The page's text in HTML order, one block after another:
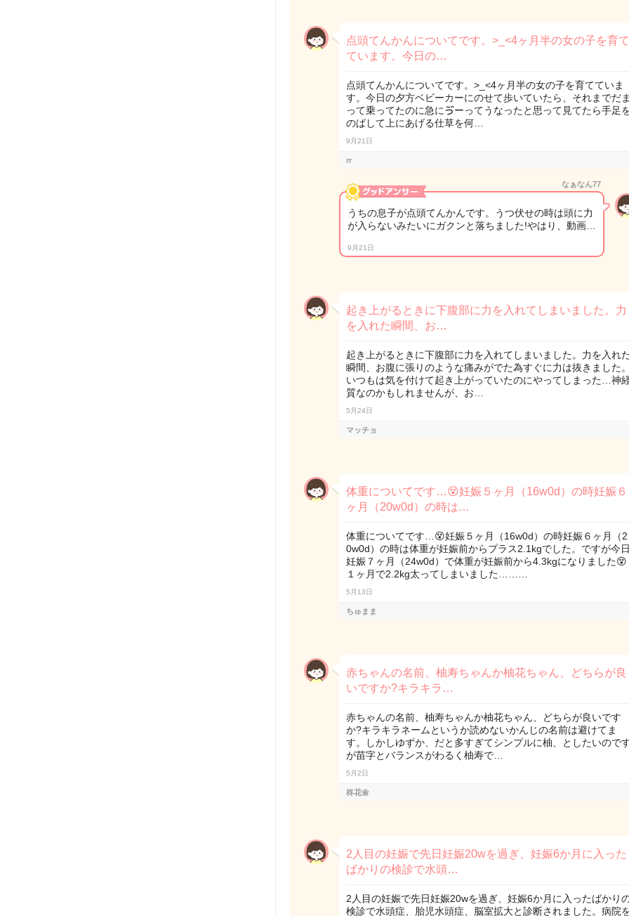
点頭てんかんについてです。>_<4ヶ月半の女の子を育て
ています。今日の…
点頭てんかんについてです。>_<4ヶ月半の女の子を育てていま
す。今日の夕方ベビーカーにのせて歩いていたら、それまでだ
って乗ってたのに急にゔーってうなったと思って見てたら手足
のばして上にあげる仕草を何…
9月21日
rr
なぁなん77
うちの息子が点頭てんかんです。うつ伏せの時は頭に力
が入らないみたいにガクンと落ちました!やはり、動画…
9月21日
起き上がるときに下腹部に力を入れてしまいました。力
を入れた瞬間、お…
起き上がるときに下腹部に力を入れてしまいました。力を入れ
瞬間、お腹に張りのような痛みがでた為すぐに力は抜きました
いつもは気を付けて起き上がっていたのにやってしまった…神
質なのかもしれませんが、お…
5月24日
マッチョ
体重についてです…😵妊娠５ヶ月（16w0d）の時妊娠６
ヶ月（20w0d）の時は…
体重についてです…😵妊娠５ヶ月（16w0d）の時妊娠６ヶ月（2
0w0d）の時は体重が妊娠前からプラス2.1kgでした。ですが今
妊娠７ヶ月（24w0d）で体重が妊娠前から4.3kgになりました😵
１ヶ月で2.2kg太ってしまいました………
5月13日
ちゅまま
赤ちゃんの名前、柚寿ちゃんか柚花ちゃん、どちらが良
いですか?キラキラ…
赤ちゃんの名前、柚寿ちゃんか柚花ちゃん、どちらが良いです
か?キラキラネームというか読めないかんじの名前は避けてま
す。しかしゆずか、だと多すぎてシンプルに柚、としたいので
が苗字とバランスがわるく柚寿で…
5月2日
柊花🌼
2人目の妊娠で先日妊娠20wを過ぎ、妊娠6か月に入った
ばかりの検診で水頭…
2人目の妊娠で先日妊娠20wを過ぎ、妊娠6か月に入ったばかり
検診で水頭症、胎児水頭症、脳室拡大と診断されました。病院